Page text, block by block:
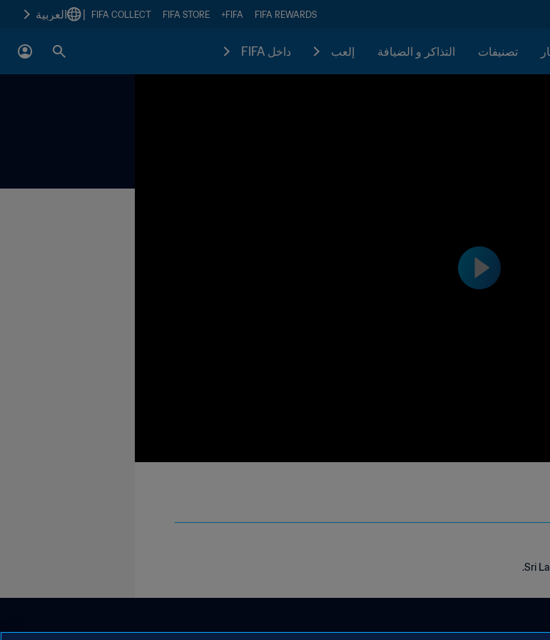
FIFA REWARDS
FIFA+
FIFA STORE
FIFA COLLECT العربية
تصنيفات التذاكر و الضيافة إلعب داخل FIFA
Sri